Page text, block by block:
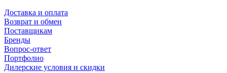
Доставка и оплата
Возврат и обмен
Поставщикам
Бренды
Вопрос-ответ
Портфолио
Дилерские условия и скидки